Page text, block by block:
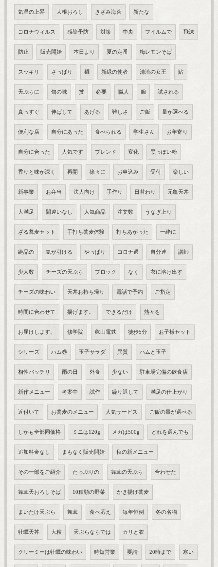
気温の上昇 大根おろし きざみ海苔 新たな
コロナウィルス 感染予防 対策 中央 フイルムで 飛沫
防止 販売開始 本日より 夏の定番 梅レモンそば
スッキリ さっぱり 麺 新緑の使者 清流の女王 鮎
天ぷらに 旬の味 技 必要 職人 腕 試される
真っすぐ 伸ばして あげる 難しさ ご飯 量が選べる
便利な店 自分にあった 食べられる 学生さん お年寄り
自分に合った 人気です ブレンド 変化 黒っぽい粉
香りと味が深く 再開 徐々に お申込み 受付 楽しい
新事業 お弁当 法人向け 手作り 日替わり 元亀天丼
大満足 間違いなし 人気商品 注文数 うなぎ上り
ざる蕎麦セット 手打ち蕎麦体験 打ちあがった 一緒に
絶品の 気が引ける やっぱり コロナ過 自分達 講師
少人数 チーズの天ぷら ブロック なく 衣に溶け出す
チーズの味わい 天丼お持ち帰り 電話で予約 ご指定
時間に合わせて 揚げます。 できるだけ 熱々を
お届けします。 修学院 叡山電鉄 徒歩5分 お子様セット
シリーズ ハム巻 玉子サラダ 異質 ハムと玉子
相性バッチリ 雨の日 外食 少ない 駐車場完備の飲食店
新作メニュー 考案中 試作 繰り返して 満足の仕上がり
近付いて お蕎麦のメニュー 人気サービス ご飯の量が選べる
しかも全部同価格 ミニは120g メガは500g どれを選んでも
追加料金なし まもなく販売開始 秋の新メニュー
その一部をご紹介 たっぷりの 舞茸の天ぷら 合わせた
舞茸天おろしそば 10種類の野菜 かき揚げ蕎麦
まいたけ天ぷら 舞茸 食べ応え 毎年恒例 冬の名物
牡蠣天丼 大粒 天ぷらならでは カリと衣
クリーミーは牡蠣の味わい 時短営業 要請 20時まで 寒い